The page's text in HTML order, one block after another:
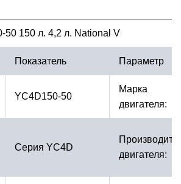
50 150 л. 4,2 л. National V
Показатель Параметр
YC4D150-50
Марка
двигателя:
Серия YC4D
двигателя: